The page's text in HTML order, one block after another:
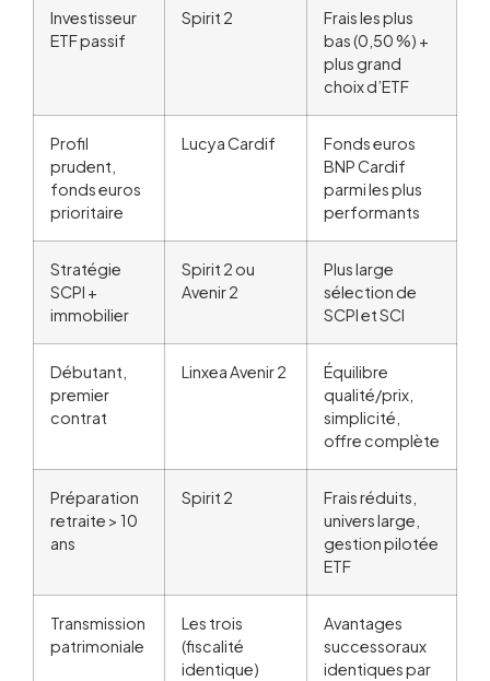
Investisseur
ETF passif
Spirit 2
Frais les plus
bas (0,50 %) +
plus grand
choix d’ETF
Profil
prudent,
fonds euros
prioritaire
Lucya Cardif
Fonds euros
BNP Cardif
parmi les plus
performants
Stratégie
SCPI +
immobilier
Spirit 2 ou
Avenir 2
Plus large
sélection de
SCPI et SCI
Débutant,
premier
contrat
Linxea Avenir 2
Équilibre
qualité/prix,
simplicité,
offre complète
Préparation
retraite > 10
ans
Spirit 2
Frais réduits,
univers large,
gestion pilotée
ETF
Transmission
patrimoniale
Les trois
(fiscalité
identique)
Avantages
successoraux
identiques par